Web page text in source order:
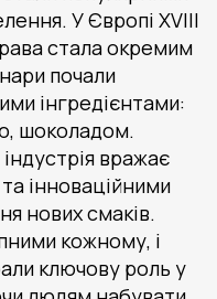
У Європі XVIII
стала окремим
почали
інгредієнтами:
шоколадом.
вражає
інноваційними
нових смаків.
кожному, і
ключову роль у